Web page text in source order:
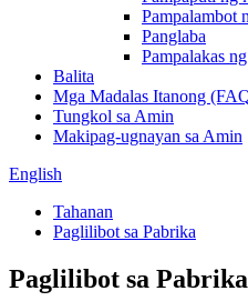
Pampalambot
Panglaba
Pampalakas
Balita
Mga Madalas Itanong
Tungkol sa Amin
Makipag-ugnayan sa Amin
English
Tahanan
Paglilibot sa Pabrika
Paglilibot sa Pabrika